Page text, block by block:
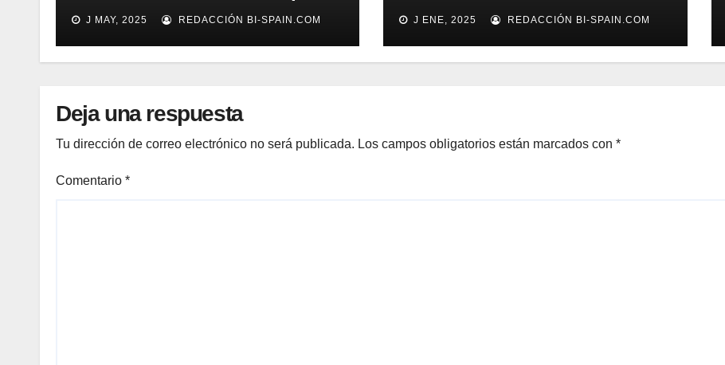
J MAY, 2025 REDACCIÓN BI-SPAIN.COM J ENE, 2025 REDACCIÓN BI-SPAIN.COM
Deja una respuesta
Tu dirección de correo electrónico no será publicada. Los campos obligatorios están marcados con *
Comentario *